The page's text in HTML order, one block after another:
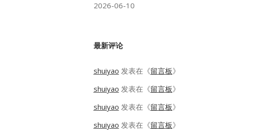
2026-06-10
最新评论
shuiyao 发表在《留言板》
shuiyao 发表在《留言板》
shuiyao 发表在《留言板》
shuiyao 发表在《留言板》